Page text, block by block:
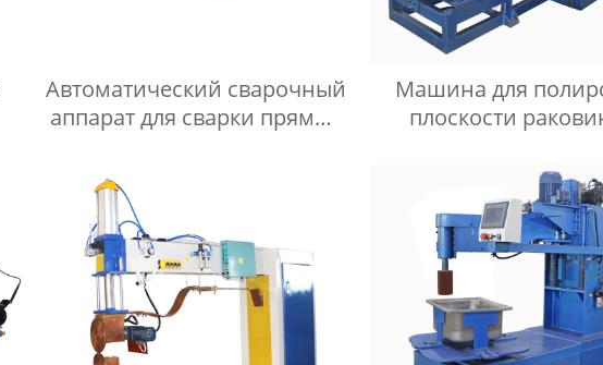
Автоматический сварочный
аппарат для сварки прямых
Машина для
плоскости
плоскости